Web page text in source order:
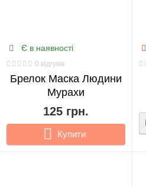
WORLD OF TANKS WOW
Є в наявності
0 відгуків
Брелок Маска Людини
Мурахи
125 грн.
Купити